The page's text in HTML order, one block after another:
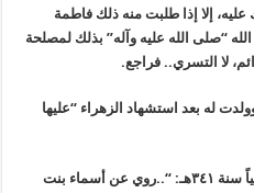
إلا إذا طلبت منه ذلك فاطمة
“صلى الله عليه وآله” بذلك لمصلحة
لا التسري.. فراجع.
له بعد استشهاد الزهراء “عليها
ألف: قال أبو نصر البخاري الذي كان حياً سنة ٣٤١هـ: “..روي عن أسماء بنت